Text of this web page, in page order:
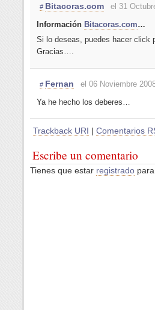
# Bitacoras.com
el 31
Información Bitacoras.com…
Si lo deseas, puedes hacer click
Gracias….
# Fernan
el 06 Noviembre
Ya he hecho los deberes…
Trackback URI | Comentarios
Escribe un comentario
Tienes que estar registrado